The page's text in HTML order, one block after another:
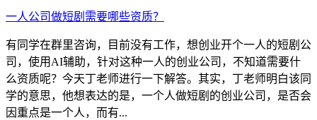
一人公司做短剧需要哪些资质？
有同学在群里咨询，目前没有工作，想创业开个一人的短剧公
司，使用AI辅助，针对这种一人的创业公司，不知道需要什
么资质呢？今天丁老师进行一下解答。其实，丁老师明白该同
学的意思，他想表达的是，一个人做短剧的创业公司，是否会
因重点是一个人，而有...